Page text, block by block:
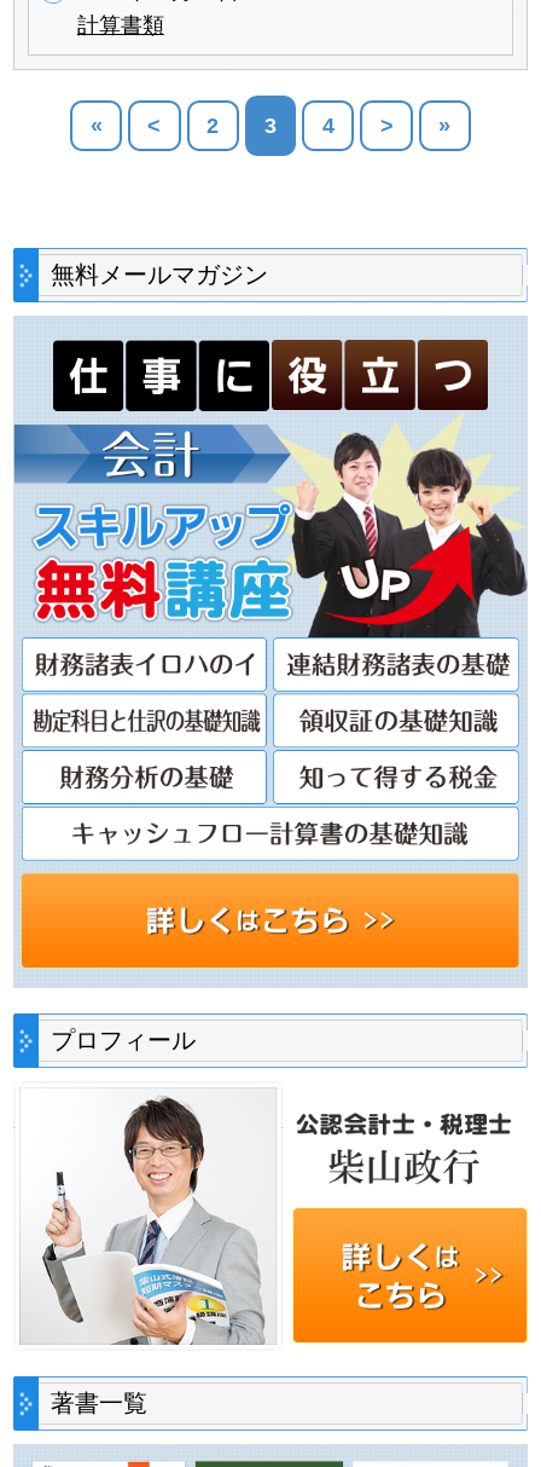
計算書類
« < 2 3 4 > »
無料メールマガジン
プロフィール
著書一覧